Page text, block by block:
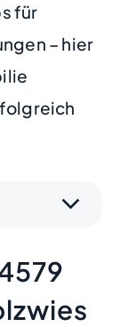
für
– hier